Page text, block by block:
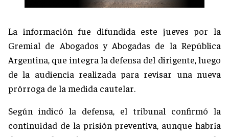
La información fue difundida este jueves por la
Gremial de Abogados y Abogadas de la República
Argentina, que integra la defensa del dirigente, luego
de la audiencia realizada para revisar una nueva
prórroga de la medida cautelar.
Según indicó la defensa, el tribunal confirmó la
continuidad de la prisión preventiva, aunque habría